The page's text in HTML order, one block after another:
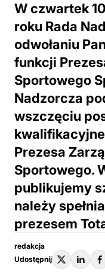
W czwartek
roku Rada
odwołaniu
funkcji
Sportowego
Nadzorcza
wszczęciu
Prezesa
Sportowego.
publikujemy
należy
prezesem
redakcja
Udostępnij